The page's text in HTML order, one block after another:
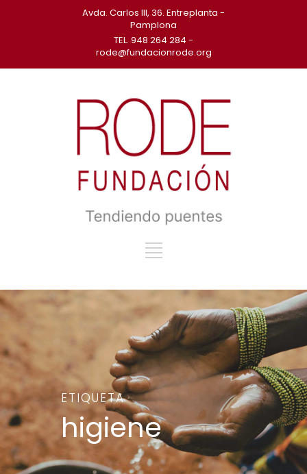
Avda. Carlos III, 36. Entreplanta -
Pamplona
TEL. 948 264 284 -
rode@fundacionrode.org
ETIQUETA
higiene